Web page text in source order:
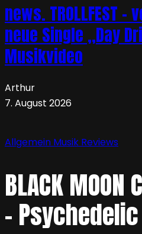
news. TROLLFEST
neue Single „Day
Musikvideo
Arthur
7. August 2026
Allgemein Musik Reviews
BLACK MOON
–